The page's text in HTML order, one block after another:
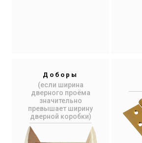
Доборы
(если ширина
дверного проёма
значительно
превышает ширину
дверной коробки)